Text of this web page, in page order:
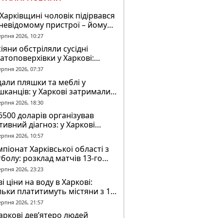
чоловік підірвався
пристрої – йому
частину руки
2026, 10:27
обстріляли сусідні
у Харкові:
верхні поверхи,
2026, 07:37
пляшки та меблі у
у Харкові затримали
молодиків за погром у
2026, 18:30
доларів організував
діагноз: у Харкові
про підозру
психлікарні
2026, 10:57
Харківської області з
розклад матчів 13-го
на 8 серпня
2026, 23:23
ціни на воду в Харкові:
платитимуть містяни з 1
2026, 21:57
дев’ятеро людей